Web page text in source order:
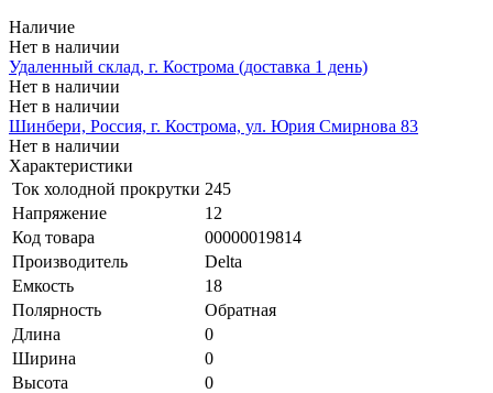
Наличие
Нет в наличии
Удаленный склад, г. Кострома (доставка 1 день)
Нет в наличии
Нет в наличии
Шинбери, Россия, г. Кострома, ул. Юрия Смирнова 83
Нет в наличии
Характеристики
Ток холодной прокрутки 245
Напряжение
12
Код товара
00000019814
Производитель
Delta
Емкость
18
Полярность
Обратная
Длина
0
Ширина
0
Высота
0